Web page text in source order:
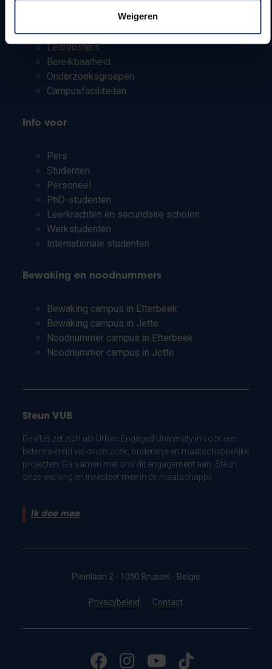
Weigeren
Jobs
Lesroosters
Bereikbaarheid
Onderzoeksgroepen
Campusfaciliteiten
Info voor
Pers
Studenten
Personeel
PhD-studenten
Leerkrachten en secundaire scholen
Werkstudenten
Internationale studenten
Bewaking en noodnummers
Bewaking campus in Etterbeek
Bewaking campus in Jette
Noodnummer campus in Etterbeek
Noodnummer campus in Jette
Steun VUB
De VUB zet zich als Urban Engaged University in voor een
betere wereld via onderzoek, onderwijs en maatschappelijke
projecten. Ga samen met ons dit engagement aan. Steun
onze werking en investeer mee in de maatschappij.
Ik doe mee
Pleinlaan 2 - 1050 Brussel - België
Privacybeleid Contact